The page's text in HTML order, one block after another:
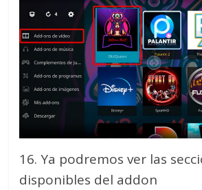
16. Ya podremos ver las
disponibles del addon